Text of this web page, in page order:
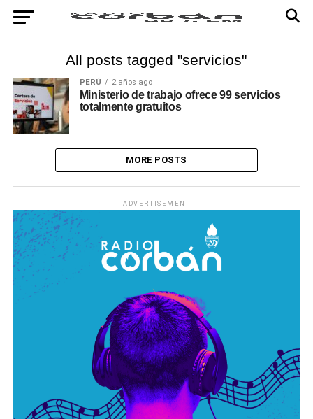
All posts tagged "servicios"
PERÚ 2 años ago
Ministerio de trabajo ofrece 99 servicios
totalmente gratuitos
MORE POSTS
ADVERTISEMENT